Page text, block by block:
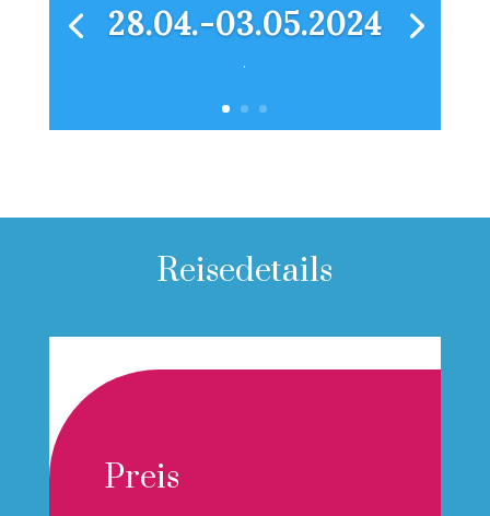
28.04.-03.05.2024
.
Reisedetails
Preis